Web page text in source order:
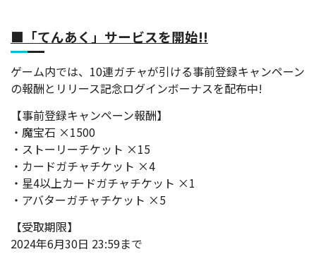
■「てんあく」サービスを開始!!
ゲーム内では、10連ガチャが引ける事前登録キャンペーン
の報酬とリリース記念ログインボーナスを配布中!
【事前登録キャンペーン報酬】
・魔宝石 ×1500
・ストーリーチケット ×15
・カードガチャチケット ×4
・星4以上カードガチャチケット ×1
・アバターガチャチケット ×5
【受取期限】
2024年6月30日 23:59まで